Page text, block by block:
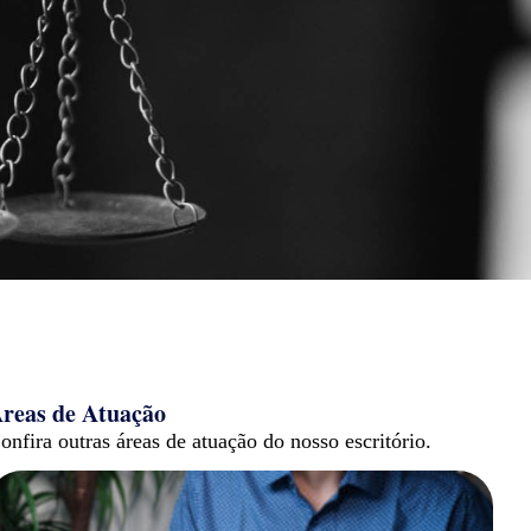
de Atuação
outras áreas de atuação do nosso escritório.